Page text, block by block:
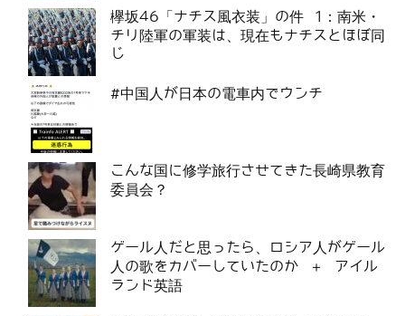
欅坂46「ナチス風衣装」の件 1：南米・
チリ陸軍の軍装は、現在もナチスとほぼ同
じ
#中国人が日本の電車内でウンチ
こんな国に修学旅行させてきた長崎県教育
委員会？
ゲール人だと思ったら、ロシア人がゲール
人の歌をカバーしていたのか ＋ アイル
ランド英語